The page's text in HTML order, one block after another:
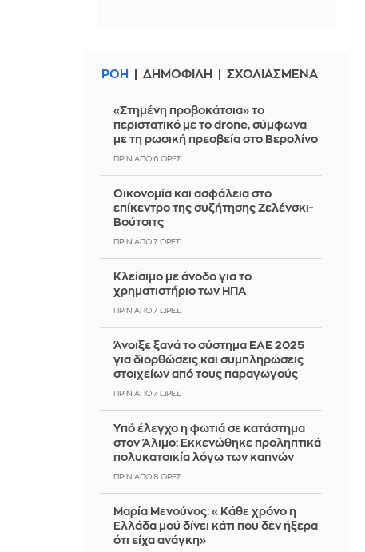
ΡΟΗ ΔΗΜΟΦΙΛΗ ΣΧΟΛΙΑΣΜΕΝΑ
«Στημένη προβοκάτσια» το
περιστατικό με το drone, σύμφωνα
με τη ρωσική πρεσβεία στο Βερολίνο
ΠΡΙΝ ΑΠΌ 6 ΏΡΕΣ
Οικονομία και ασφάλεια στο
επίκεντρο της συζήτησης Ζελένσκι-
Βούτσιτς
ΠΡΙΝ ΑΠΌ 7 ΏΡΕΣ
Κλείσιμο με άνοδο για το
χρηματιστήριο των ΗΠΑ
ΠΡΙΝ ΑΠΌ 7 ΏΡΕΣ
Άνοιξε ξανά το σύστημα ΕΑΕ 2025
για διορθώσεις και συμπληρώσεις
στοιχείων από τους παραγωγούς
ΠΡΙΝ ΑΠΌ 7 ΏΡΕΣ
Yπό έλεγχο η φωτιά σε κατάστημα
στον Άλιμο: Εκκενώθηκε προληπτικά
πολυκατοικία λόγω των καπνών
ΠΡΙΝ ΑΠΌ 8 ΏΡΕΣ
Μαρία Μενούνος: «Κάθε χρόνο η
Ελλάδα μού δίνει κάτι που δεν ήξερα
ότι είχα ανάγκη»